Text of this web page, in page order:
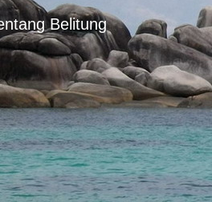
Belitung